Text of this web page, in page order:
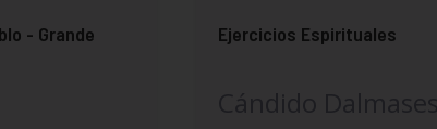
- Grande
Ejercicios Espirituales